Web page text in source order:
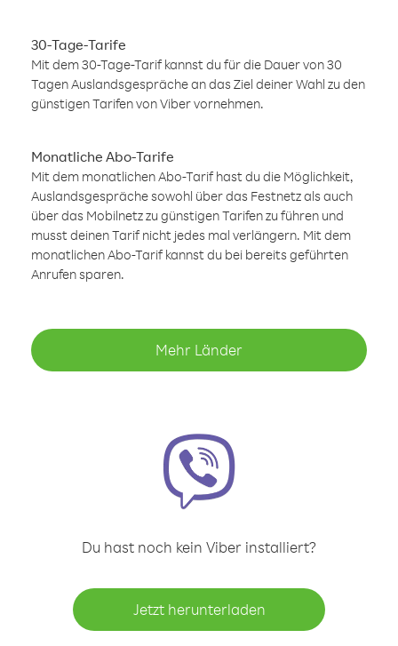
30-Tage-Tarife
Mit dem 30-Tage-Tarif kannst du für die Dauer von 30
Tagen Auslandsgespräche an das Ziel deiner Wahl zu den
günstigen Tarifen von Viber vornehmen.
Monatliche Abo-Tarife
Mit dem monatlichen Abo-Tarif hast du die Möglichkeit,
Auslandsgespräche sowohl über das Festnetz als auch
über das Mobilnetz zu günstigen Tarifen zu führen und
musst deinen Tarif nicht jedes mal verlängern. Mit dem
monatlichen Abo-Tarif kannst du bei bereits geführten
Anrufen sparen.
Mehr Länder
Du hast noch kein Viber installiert?
Jetzt herunterladen